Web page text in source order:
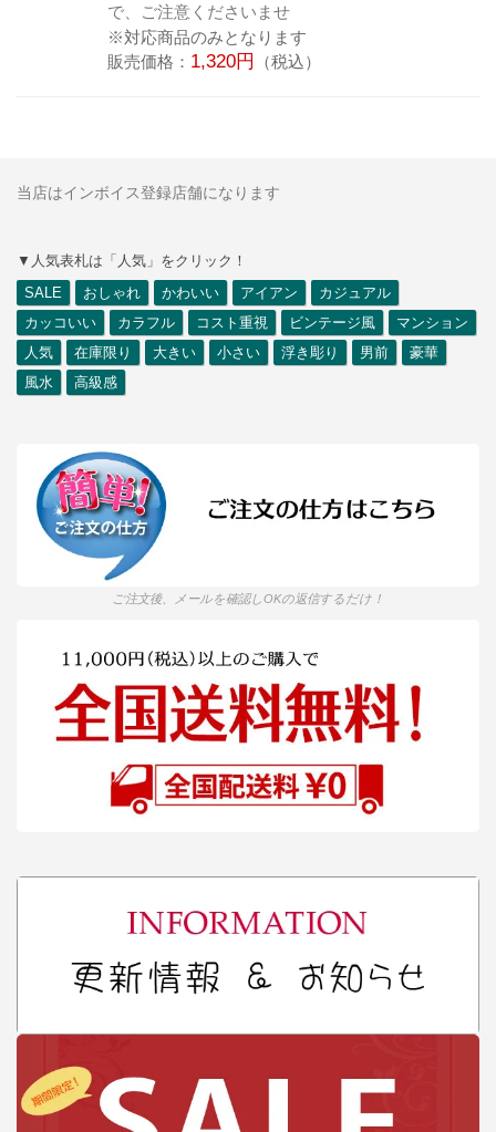
で、ご注意くださいませ
※対応商品のみとなります
販売価格： 1,320円 （税込）
当店はインボイス登録店舗になります
▼人気表札は「人気」をクリック！
SALE
おしゃれ かわいい アイアン
カジュアル
カッコいい
カラフル コスト重視 ビンテージ風
マンション
人気
在庫限り 大きい 小さい 浮き彫り 男前
豪華
風水
高級感
ご注文後、メールを確認しOKの返信するだけ！